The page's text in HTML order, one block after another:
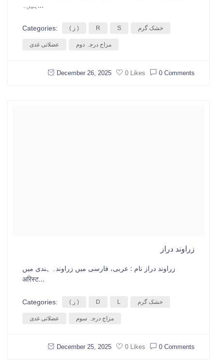
ہیں۔...
Categories: ( ز ) R S خشک گرم
عضلاتی غدی مزاج درجہ دوم
December 26, 2025 0 Likes 0 Comments
زراوند دراز
زراوند دراز نام : عربی، فارسی میں زراوند۔ ہندی میں
अरिस्ट...
Categories: ( ز ) D L خشک گرم
عضلاتی غدی مزاج درجہ سوم
December 25, 2025 0 Likes 0 Comments